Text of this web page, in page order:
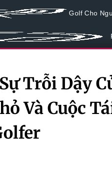
Golf Cho
Trỗi Dậy
Và Cuộc